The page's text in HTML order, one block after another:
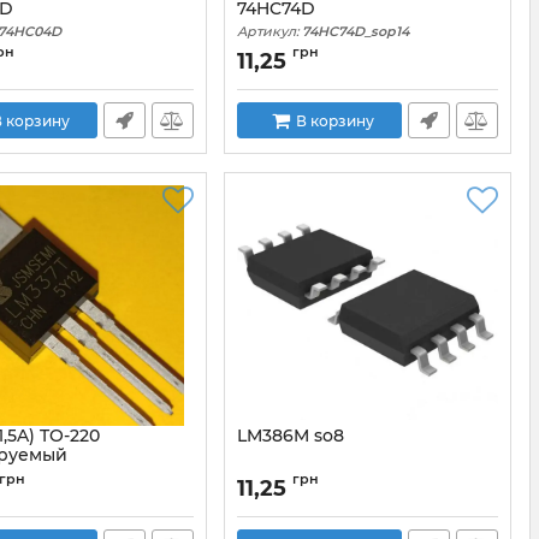
74HC04D
корзину
74HC74D
Артикул: 74HC74D_sop14
11,25 грн
В корзину
TO-220
напряжения
грн
LM386M so8
11,25 грн